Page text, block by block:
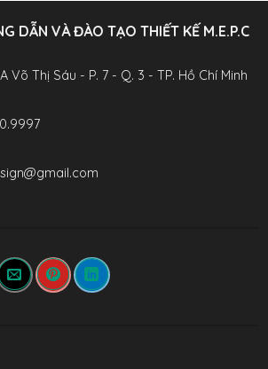
DẪN VÀ ĐÀO TẠO THIẾT KẾ M.E.P.C
Võ Thị Sáu - P. 7 - Q. 3 - TP. Hồ Chí Minh